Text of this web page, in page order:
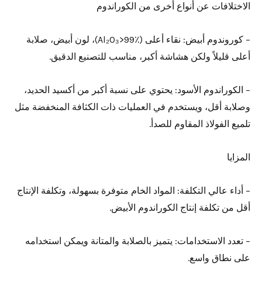
الاختلافات عن أنواع أخرى من الكوراندوم
– كوروندوم أبيض: نقاء أعلى (Al₂O₃>99٪)، لون أبيض، صلابة
أعلى قليلاً ولكن هشاشة أكبر، مناسب للتصنيع الدقيق.
– الكوراندوم الأسود: يحتوي على نسبة أكبر من أكسيد الحديد،
وصلابة أقل، ويستخدم في العمليات ذات الكثافة المنخفضة مثل
تلميع الفولاذ المقاوم للصدأ.
المزايا
– أداء عالي التكلفة: المواد الخام متوفرة بسهولة، وتكلفة الإنتاج
أقل من تكلفة إنتاج الكوراندوم الأبيض.
– تعدد الاستخدامات: يتميز بالصلابة والمتانة ويمكن استخدامه
على نطاق واسع.